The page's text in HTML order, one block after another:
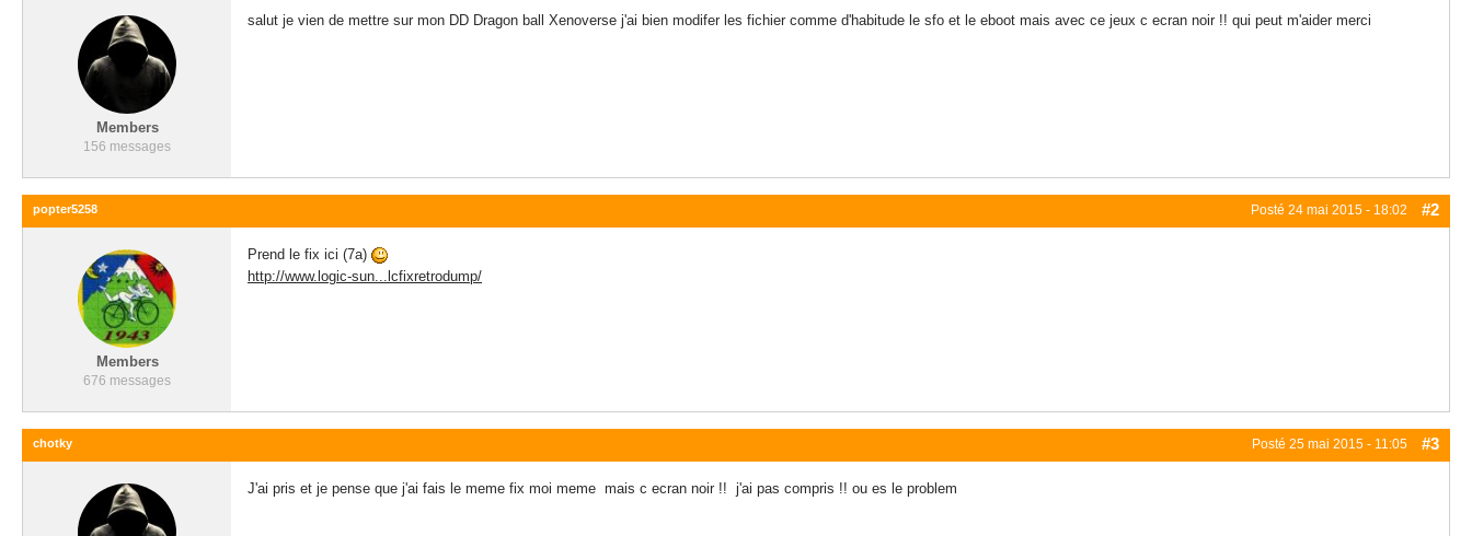
Members
156 messages
salut je vien de mettre sur mon DD Dragon ball Xenoverse j'ai bien modifer les fichier comme d'habitude le sfo et le eboot mais avec ce jeux c ecran noir !! qui peut m'aider merci
Posté 24 mai 2015 - 18:02 #2
popter5258
Members
676 messages
Prend le fix ici (7a)
http://www.logic-sun...lcfixretrodump/
Posté 25 mai 2015 - 11:05 #3
chotky
J'ai pris et je pense que j'ai fais le meme fix moi meme mais c ecran noir !! j'ai pas compris !! ou es le problem